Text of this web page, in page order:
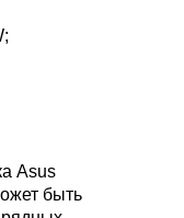
Asus
быть